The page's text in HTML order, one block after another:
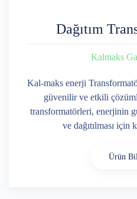
Dağıtım
Kalmaks
Kal-maks enerji
güvenilir ve etkili
transformatörleri, enerjinin
ve dağıtılması
Ürün